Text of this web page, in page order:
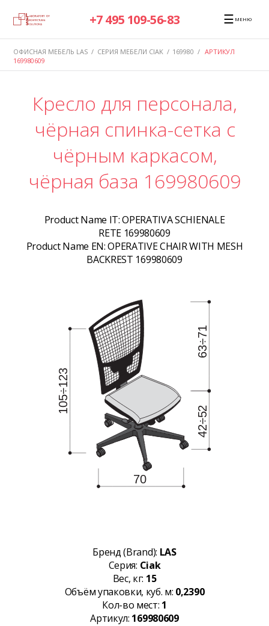
+7 495 109-56-83 ☰ МЕНЮ
ОФИСНАЯ МЕБЕЛЬ LAS / СЕРИЯ МЕБЕЛИ CIAK / 169980 / АРТИКУЛ
169980609
Кресло для персонала,
чёрная спинка-сетка с
чёрным каркасом,
чёрная база 169980609
Product Name IT:OPERATIVA SCHIENALE
RETE 169980609
Product Name EN:OPERATIVE CHAIR WITH MESH
BACKREST 169980609
Бренд (Brand): LAS
Серия: Ciak
Вес, кг: 15
Объём упаковки, куб. м: 0,2390
Кол-во мест: 1
Артикул: 169980609